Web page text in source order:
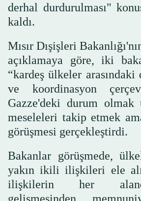
derhal durdurulması"
kaldı.
Mısır Dışişleri
açıklamaya göre, iki
“kardeş ülkeler
ve koordinasyon
Gazze'deki durum olmak
meseleleri takip etmek
görüşmesi gerçekleştirdi.
Bakanlar görüşmede,
yakın ikili ilişkileri ele
ilişkilerin her